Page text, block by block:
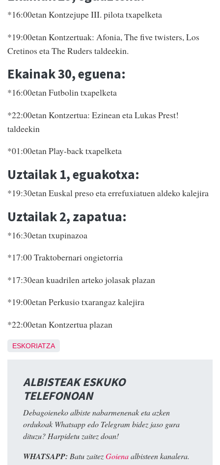
*16:00etan Kontzejupe III. pilota txapelketa
*19:00etan Kontzertuak: Afonia, The five twisters, Los
Cretinos eta The Ruders taldeekin.
Ekainak 30, eguena:
*16:00etan Futbolin txapelketa
*22:00etan Kontzertua: Ezinean eta Lukas Prest!
taldeekin
*01:00etan Play-back txapelketa
Uztailak 1, eguakotxa:
*19:30etan Euskal preso eta errefuxiatuen aldeko kalejira
Uztailak 2, zapatua:
*16:30etan txupinazoa
*17:00 Traktobernari ongietorria
*17:30ean kuadrilen arteko jolasak plazan
*19:00etan Perkusio txarangaz kalejira
*22:00etan Kontzertua plazan
ESKORIATZA
ALBISTEAK ESKUKO
TELEFONOAN
Debagoieneko albiste nabarmenenak eta azken
ordukoak Whatsapp edo Telegram bidez jaso gura
dituzu? Harpidetu zaitez doan!
WHATSAPP: Batu zaitezGoienaalbisteen kanalera.